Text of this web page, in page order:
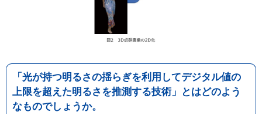
「光が持つ明るさの揺らぎを利用してデジタル値の
上限を超えた明るさを推測する技術」とはどのよう
なものでしょうか。